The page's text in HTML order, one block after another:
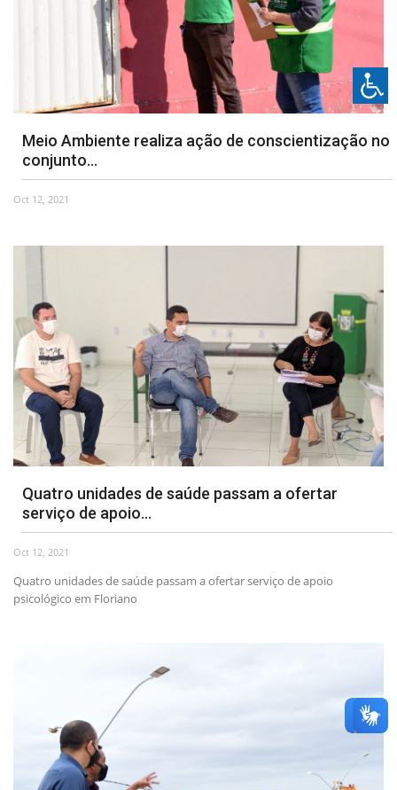
Meio Ambiente realiza ação de conscientização no
conjunto...
Oct 12, 2021
Quatro unidades de saúde passam a ofertar
serviço de apoio...
Oct 12, 2021
Quatro unidades de saúde passam a ofertar serviço de apoio
psicológico em Floriano